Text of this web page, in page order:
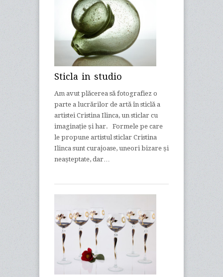
Sticla in studio
Am avut plăcerea să fotografiez o
parte a lucrărilor de artă în sticlă a
artistei Cristina Ilinca, un sticlar cu
imaginație și har. Formele pe care
le propune artistul sticlar Cristina
Ilinca sunt curajoase, uneori bizare și
neașteptate, dar…